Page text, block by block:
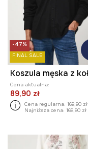
-47%
FINAL SALE
Cena aktualna:
89,90 zł
Cena regularna: 169,90 zł
Najniższa cena: 169,90 zł